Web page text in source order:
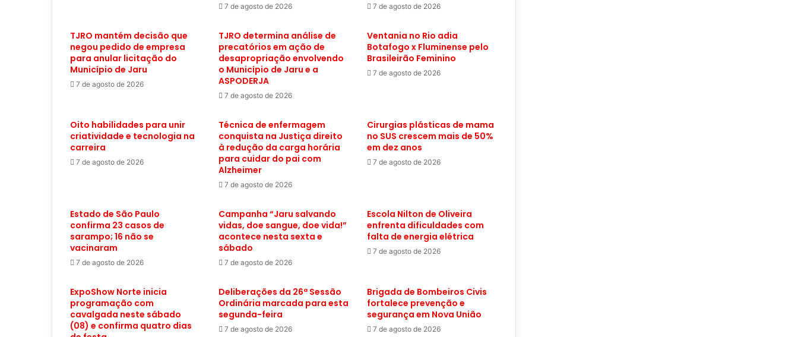
7 de agosto de 2026 7 de agosto de 2026
TJRO mantém decisão que
negou pedido de empresa
para anular licitação do
Município de Jaru
7 de agosto de 2026
TJRO determina análise de
precatórios em ação de
desapropriação envolvendo
o Município de Jaru e a
ASPODERJA
7 de agosto de 2026
Ventania no Rio adia
Botafogo x Fluminense pelo
Brasileirão Feminino
7 de agosto de 2026
Oito habilidades para unir
criatividade e tecnologia na
carreira
7 de agosto de 2026
Técnica de enfermagem
conquista na Justiça direito
à redução da carga horária
para cuidar do pai com
Alzheimer
7 de agosto de 2026
Cirurgias plásticas de mama
no SUS crescem mais de 50%
em dez anos
7 de agosto de 2026
Estado de São Paulo
confirma 23 casos de
sarampo; 16 não se
vacinaram
7 de agosto de 2026
Campanha “Jaru salvando
vidas, doe sangue, doe vida!”
acontece nesta sexta e
sábado
7 de agosto de 2026
Escola Nilton de Oliveira
enfrenta dificuldades com
falta de energia elétrica
7 de agosto de 2026
ExpoShow Norte inicia
programação com
cavalgada neste sábado
(08) e confirma quatro dias
Deliberações da 26ª Sessão
Ordinária marcada para esta
segunda-feira
7 de agosto de 2026
Brigada de Bombeiros Civis
fortalece prevenção e
segurança em Nova União
7 de agosto de 2026